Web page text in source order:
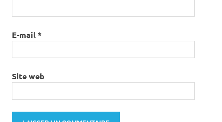
E-mail*
Site web